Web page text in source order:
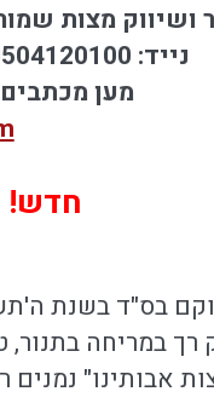
ושיווק מצות
נייד: 0504120100, 052-7695588, טלפקס: 08-8652260
מען מכתבים: רשב"י 16/4
חדש!
בס"ד בשנת
רך במריחה
אבותינו" נמנים